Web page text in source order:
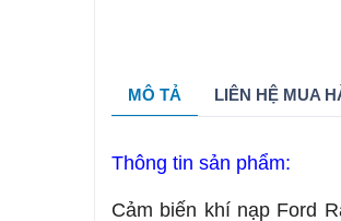
MÔ TẢ LIÊN HỆ MUA
Thông tin sản phẩm:
Cảm biến khí nạp Ford